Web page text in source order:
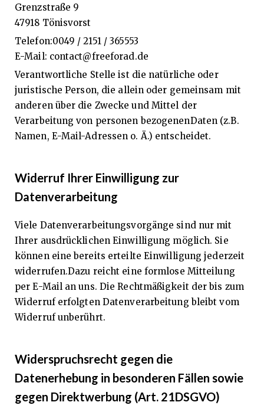
Grenzstraße 9
47918 Tönisvorst
Telefon:0049 / 2151 / 365553
E-Mail: contact@freeforad.de
Verantwortliche Stelle ist die natürliche oder
juristische Person, die allein oder gemeinsam mit
anderen über die Zwecke und Mittel der
Verarbeitung von personen bezogenenDaten (z.B.
Namen, E-Mail-Adressen o. Ä.) entscheidet.
Widerruf Ihrer Einwilligung zur
Datenverarbeitung
Viele Datenverarbeitungsvorgänge sind nur mit
Ihrer ausdrücklichen Einwilligung möglich. Sie
können eine bereits erteilte Einwilligung jederzeit
widerrufen.Dazu reicht eine formlose Mitteilung
per E-Mail an uns. Die Rechtmäßigkeit der bis zum
Widerruf erfolgten Datenverarbeitung bleibt vom
Widerruf unberührt.
Widerspruchsrecht gegen die
Datenerhebung in besonderen Fällen sowie
gegen Direktwerbung (Art. 21DSGVO)